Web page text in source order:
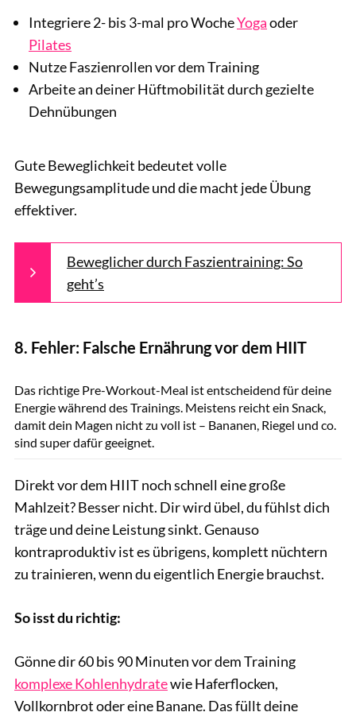
Integriere 2- bis 3-mal pro WocheYogaoder
Pilates
Nutze Faszienrollen vor dem Training
Arbeite an deiner Hüftmobilität durch gezielte
Dehnübungen
Gute Beweglichkeit bedeutet volle
Bewegungsamplitude und die macht jede Übung
effektiver.
Beweglicher durch Faszientraining: So
geht’s
8. Fehler: Falsche Ernährung vor dem HIIT
Das richtige Pre-Workout-Meal ist entscheidend für deine
Energie während des Trainings. Meistens reicht ein Snack,
damit dein Magen nicht zu voll ist – Bananen, Riegel und co.
sind super dafür geeignet.
Direkt vor dem HIIT noch schnell eine große
Mahlzeit? Besser nicht. Dir wird übel, du fühlst dich
träge und deine Leistung sinkt. Genauso
kontraproduktiv ist es übrigens, komplett nüchtern
zu trainieren, wenn du eigentlich Energie brauchst.
So isst du richtig:
Gönne dir 60 bis 90 Minuten vor dem Training
komplexe Kohlenhydratewie Haferflocken,
Vollkornbrot oder eine Banane. Das füllt deine